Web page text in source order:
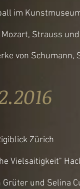
im
Strauss
von Schumann,
Zürich
Vielsaitigkeit"
und Selina